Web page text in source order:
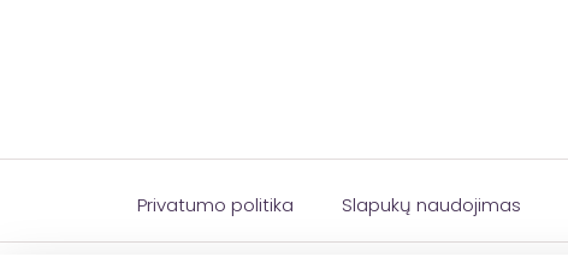
Privatumo politika Slapukų naudojimas